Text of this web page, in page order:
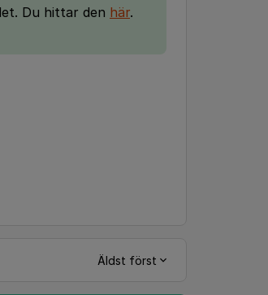
Du hittar den här.
Äldst först